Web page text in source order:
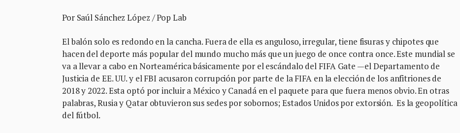
Por Saúl Sánchez López / Pop Lab
El balón solo es redondo en la cancha. Fuera de ella es anguloso, irregular, tiene fisuras y chipotes que
hacen del deporte más popular del mundo mucho más que un juego de once contra once. Este mundial se
va a llevar a cabo en Norteamérica básicamente por el escándalo del FIFA Gate —el Departamento de
Justicia de EE. UU. y el FBI acusaron corrupción por parte de la FIFA en la elección de los anfitriones de
2018 y 2022. Esta optó por incluir a México y Canadá en el paquete para que fuera menos obvio. En otras
palabras, Rusia y Qatar obtuvieron sus sedes por sobornos; Estados Unidos por extorsión. Es la geopolítica
del fútbol.